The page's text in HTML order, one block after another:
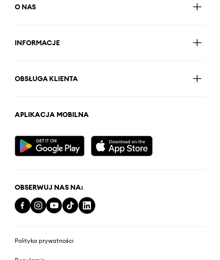
O NAS
INFORMACJE
OBSŁUGA KLIENTA
APLIKACJA MOBILNA
OBSERWUJ NAS NA:
Polityka prywatności